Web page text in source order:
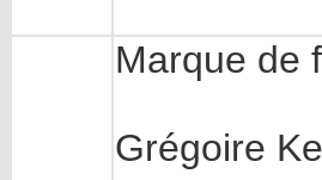
Marque de
Grégoire